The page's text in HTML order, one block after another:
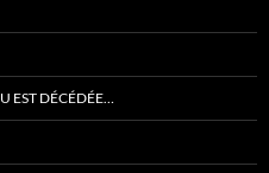
EST DÉCÉDÉE…